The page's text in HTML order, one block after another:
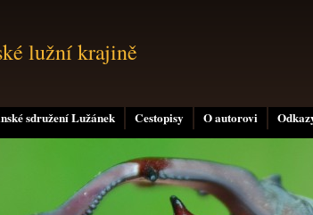
sdružení Lužánek Cestopisy O autorovi
lužní krajině